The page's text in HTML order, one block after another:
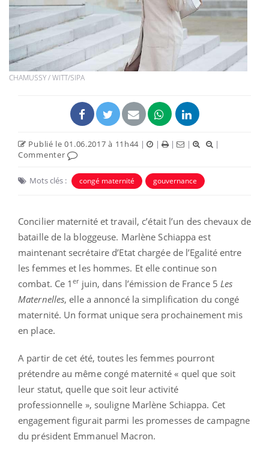
CHAMUSSY / WITT/SIPA
Publié le 01.06.2017 à 11h44 | | | |
|
Commenter
Mots clés : congé maternité gouvernance
Concilier maternité et travail, c’était l’un des chevaux de
bataille de la bloggeuse. Marlène Schiappa est
maintenant secrétaire d’Etat chargée de l’Egalité entre
les femmes et les hommes. Et elle continue son
combat. Ce 1erjuin, dans l’émission de France 5 Les
Maternelles, elle a annoncé la simplification du congé
maternité. Un format unique sera prochainement mis
en place.
A partir de cet été, toutes les femmes pourront
prétendre au même congé maternité « quel que soit
leur statut, quelle que soit leur activité
professionnelle », souligne Marlène Schiappa. Cet
engagement figurait parmi les promesses de campagne
du président Emmanuel Macron.